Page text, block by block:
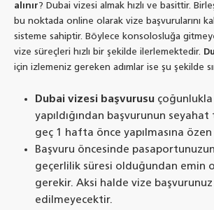
alınır? Dubai vizesi almak hızlı ve basittir.
bu noktada online olarak vize başvurularını
sisteme sahiptir. Böylece konsolosluğa
vize süreçleri hızlı bir şekilde ilerlemektedir.
için izlemeniz gereken adımlar ise şu şekilde
Dubai vizesi başvurusu
yapıldığından başvurunun
geç 1 hafta önce yapılmasına
Başvuru öncesinde
geçerlilik süresi olduğundan emin
gerekir. Aksi halde vize başvurunuz
edilmeyecektir.